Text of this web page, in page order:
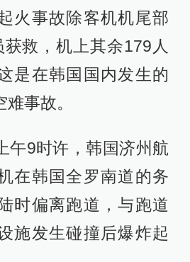
火事故除客机机尾部
救，机上其余179人
是在韩国国内发生的
事故。
午9时许，韩国济州航
在韩国全罗南道的务
时偏离跑道，与跑道
施发生碰撞后爆炸起